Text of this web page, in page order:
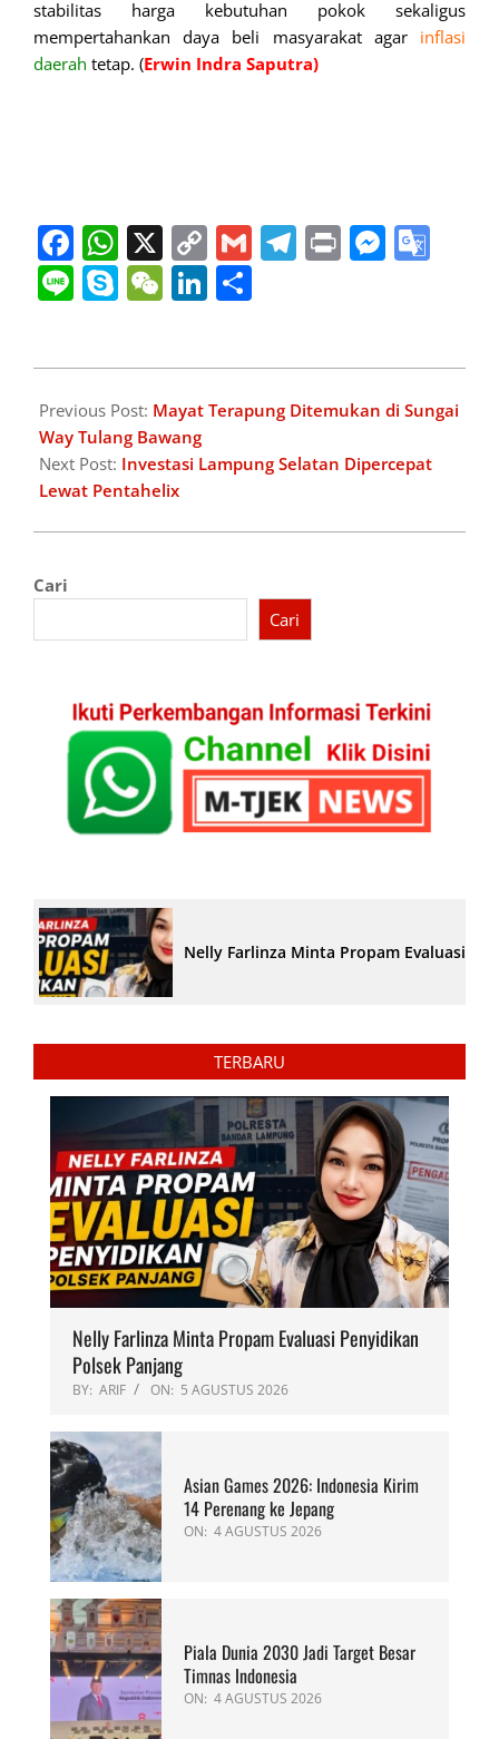
stabilitas harga kebutuhan pokok sekaligus
mempertahankan daya beli masyarakat agar inflasi
daerah tetap. (Erwin Indra Saputra)
Facebook
WhatsApp
X Copy
Link
GmailTelegram
Print
LineSkypeWeChat
LinkedIn
06-
09
Previous Post: Mayat Terapung Ditemukan di Sungai
Way Tulang Bawang
Next Post: Investasi Lampung Selatan Dipercepat
Lewat Pentahelix
Cari
Cari
Nelly Farlinza Minta Propam Evaluasi
TERBARU
Nelly Farlinza Minta Propam Evaluasi Penyidikan
Polsek Panjang
BY: ARIF ON: 5 AGUSTUS 2026
Asian Games 2026: Indonesia Kirim
14 Perenang ke Jepang
ON: 4 AGUSTUS 2026
Piala Dunia 2030 Jadi Target Besar
Timnas Indonesia
ON: 4 AGUSTUS 2026